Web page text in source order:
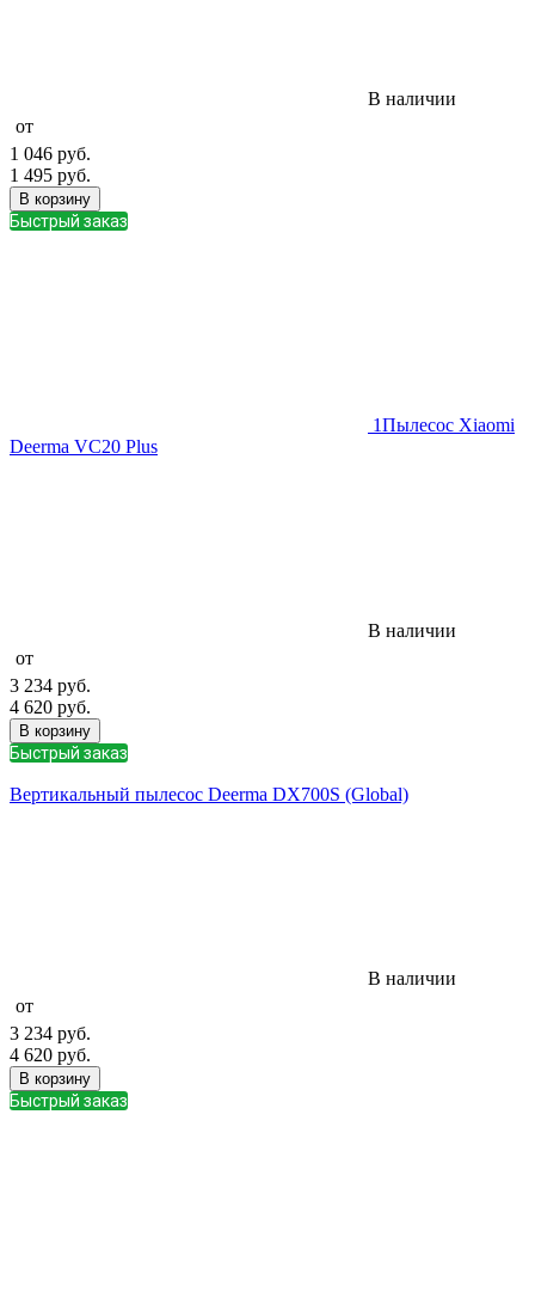
В наличии
от
1 046 руб.
1 495 руб.
В корзину
Быстрый заказ
1Пылесос Xiaomi
Deerma VC20 Plus
В наличии
от
3 234 руб.
4 620 руб.
В корзину
Быстрый заказ
Вертикальный пылесос Deerma DX700S (Global)
В наличии
от
3 234 руб.
4 620 руб.
В корзину
Быстрый заказ